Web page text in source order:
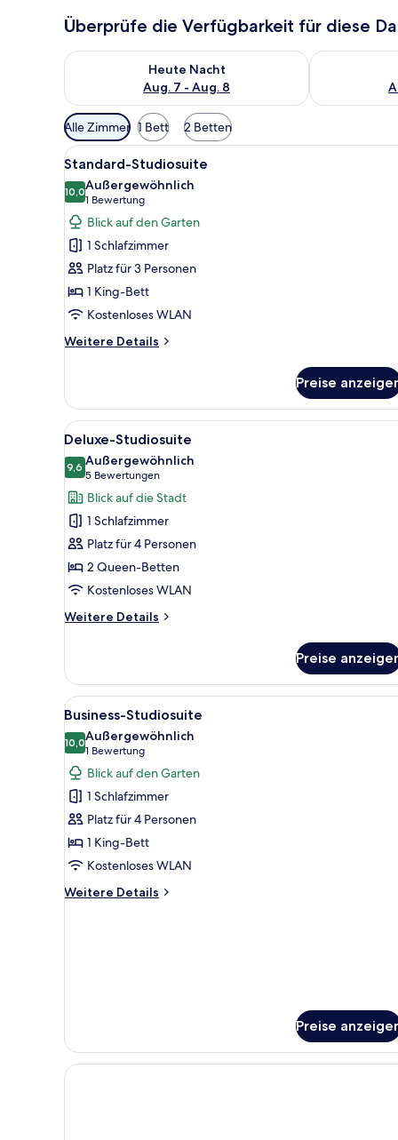
Überprüfe die Verfügbarkeit für diese
Heute Nacht
Aug. 7 - Aug. 8
Überprüfe die Verfügbarkeit für heute Nacht, Aug. 7
Überprüfe
Verfügbare
Filter
für
Zimmer
Alle Zimmer 1 Bett 2 Betten
Alle
Fotos
für
Standard-
Studiosuite
anzeigen
Ein modernes Hotelzimmer
8
Standard-Studiosuite
10,010,0 von 10
Außergewöhnlich
1 Bewertung
(1
Bewertung)
Blick auf den Garten
1 Schlafzimmer
Platz für 3 Personen
1 King-Bett
Kostenloses WLAN
Weitere Details
Weitere
Studiosuite
Preise
Alle
Fotos
für
Deluxe-
Studiosuite
anzeigen
Ein Hotelzimmer mit zwei
8
Deluxe-Studiosuite
9,69,6 von 10
Außergewöhnlich
5 Bewertungen
(5
Bewertungen)
Blick auf die Stadt
1 Schlafzimmer
Platz für 4 Personen
2 Queen-Betten
Kostenloses WLAN
Weitere Details
Weitere
Studiosuite
Preise
Alle
Fotos
für
Business-
Studiosuite
anzeigen
Ein ordentlich eingerichtetes
8
Business-Studiosuite
10,010,0 von 10
Außergewöhnlich
1 Bewertung
(1
Bewertung)
Blick auf den Garten
1 Schlafzimmer
Platz für 4 Personen
1 King-Bett
Kostenloses WLAN
Weitere Details
Weitere
Preise